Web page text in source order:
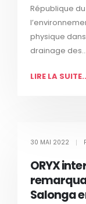
République
physique dans
drainage des...
LIRE LA
30 MAI 2022
ORYX
Salonga